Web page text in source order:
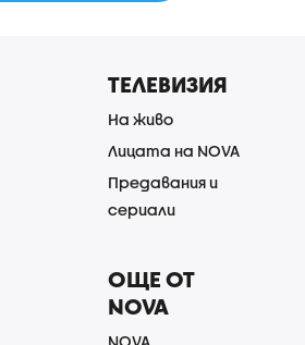
ТЕЛЕВИЗИЯ
На живо
Лицата на NOVA
Предавания и
сериали
ОЩЕ ОТ
NOVA
NOVA